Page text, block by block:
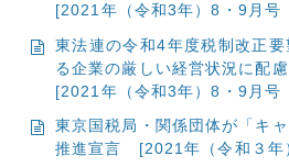
[2021年（令和3年）8・9月
東法連の令和4年度税制改正
る企業の厳しい経営状況に配
[2021年（令和3年）8・9月
東京国税局・関係団体が「キ
推進宣言
[2021年（令和３